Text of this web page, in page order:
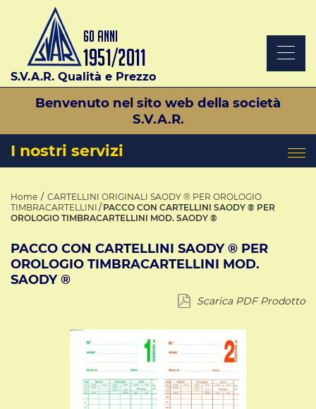
S.V.A.R. Qualità e Prezzo
Benvenuto nel sito web della società
S.V.A.R.
I nostri servizi
Home
CARTELLINI ORIGINALI SAODY ® PER OROLOGIO
TIMBRACARTELLINI
PACCO CON CARTELLINI SAODY ® PER
OROLOGIO TIMBRACARTELLINI MOD. SAODY ®
PACCO CON CARTELLINI SAODY ® PER
OROLOGIO TIMBRACARTELLINI MOD.
SAODY ®
Scarica PDF Prodotto